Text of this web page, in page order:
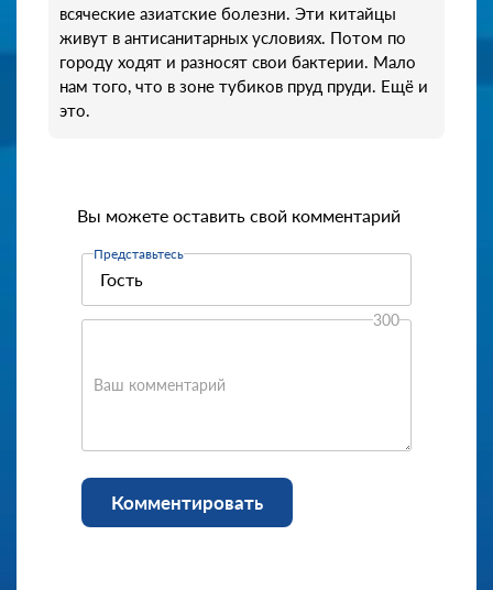
всяческие азиатские болезни. Эти китайцы
живут в антисанитарных условиях. Потом по
городу ходят и разносят свои бактерии. Мало
нам того, что в зоне тубиков пруд пруди. Ещё и
это.
Вы можете оставить свой комментарий
Представьтесь
Ваш комментарий
300
Комментировать